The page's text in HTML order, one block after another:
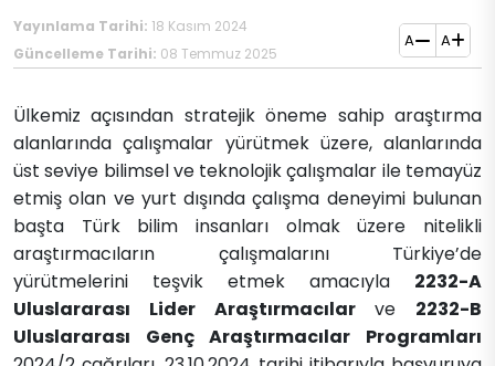
Yayınlama Tarihi: 18 Kasım 2024
Güncelleme Tarihi: 08 Temmuz 2025
A A
Ülkemiz açısından stratejik öneme sahip araştırma
alanlarında çalışmalar yürütmek üzere, alanlarında
üst seviye bilimsel ve teknolojik çalışmalar ile temayüz
etmiş olan ve yurt dışında çalışma deneyimi bulunan
başta Türk bilim insanları olmak üzere nitelikli
araştırmacıların çalışmalarını Türkiye’de
yürütmelerini teşvik etmek amacıyla 2232-A
Uluslararası Lider Araştırmacılarve 2232-B
Uluslararası Genç Araştırmacılar Programları